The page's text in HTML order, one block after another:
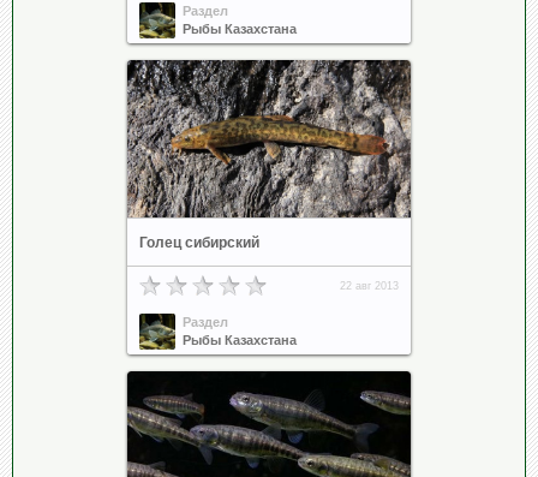
Раздел
Рыбы Казахстана
Голец сибирский
22 авг 2013
Раздел
Рыбы Казахстана